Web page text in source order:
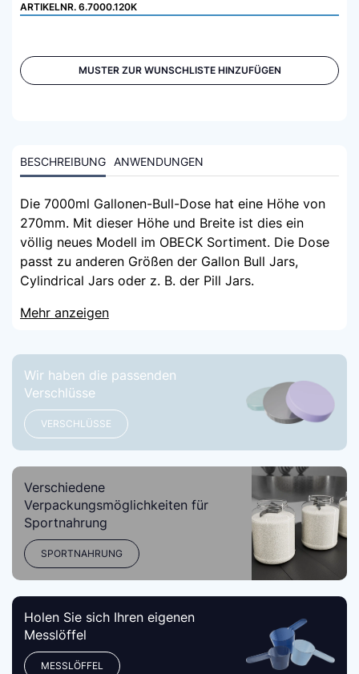
ARTIKELNR. 6.7000.120K
MUSTER ZUR WUNSCHLISTE HINZUFÜGEN
BESCHREIBUNG ANWENDUNGEN
Die 7000ml Gallonen-Bull-Dose hat eine Höhe von
270mm. Mit dieser Höhe und Breite ist dies ein
völlig neues Modell im OBECK Sortiment. Die Dose
passt zu anderen Größen der Gallon Bull Jars,
Cylindrical Jars oder z. B. der Pill Jars.
Mehr anzeigen
Wir haben die passenden
Verschlüsse
VERSCHLÜSSE
Verschiedene
Verpackungsmöglichkeiten für
Sportnahrung
SPORTNAHRUNG
Holen Sie sich Ihren eigenen
Messlöffel
MESSLÖFFEL